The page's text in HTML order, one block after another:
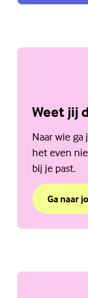
Weet jij
Naar wie
het even
bij je past.
Ga naar
over
(Externe